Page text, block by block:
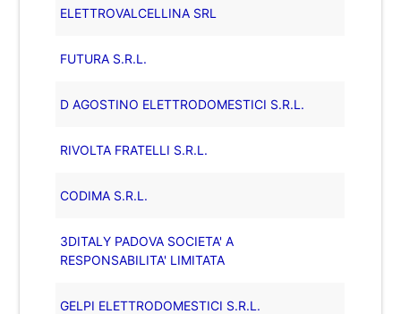
ELETTROVALCELLINA SRL
FUTURA S.R.L.
D AGOSTINO ELETTRODOMESTICI S.R.L.
RIVOLTA FRATELLI S.R.L.
CODIMA S.R.L.
3DITALY PADOVA SOCIETA' A
RESPONSABILITA' LIMITATA
GELPI ELETTRODOMESTICI S.R.L.